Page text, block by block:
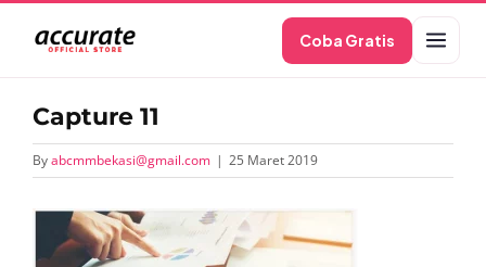
content
Coba Gratis
Capture 11
Byabcmmbekasi@gmail.com | 25 Maret 2019